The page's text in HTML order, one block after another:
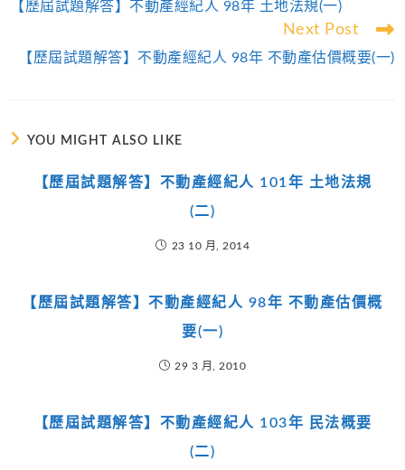
articles
【歷屆試題解答】不動產經紀人 98年 土地法規(一)
Next Post
【歷屆試題解答】不動產經紀人 98年 不動產估價概要(一)
YOU MIGHT ALSO LIKE
【歷屆試題解答】不動產經紀人 101年 土地法規
(二)
23 10 月, 2014
【歷屆試題解答】不動產經紀人 98年 不動產估價概
要(一)
29 3 月, 2010
【歷屆試題解答】不動產經紀人 103年 民法概要
(二)